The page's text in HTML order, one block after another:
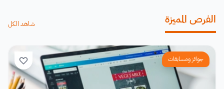
الفرص المميزة شاهد الكل
جوائز ومسابقات